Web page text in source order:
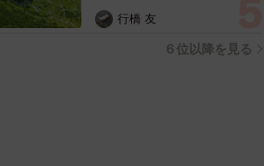
ったんだって気づいた」
行橋 友
６位以降を見る